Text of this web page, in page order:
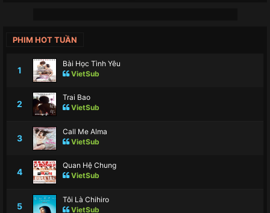
PHIM HOT TUẦN
1
Bài Học Tình Yêu
VietSub
2
Trai Bao
VietSub
3
Call Me Alma
VietSub
4
Quan Hệ Chung
VietSub
5
Tôi Là Chihiro
VietSub